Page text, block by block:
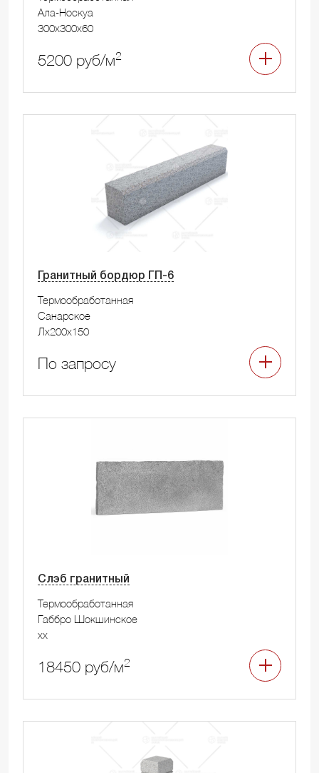
Ала-Носкуа
300x300x60
5200 руб/м2
Гранитный бордюр ГП-6
Термообработанная
Санарское
Лx200x150
По запросу
Слэб гранитный
Термообработанная
Габбро Шокшинское
xx
18450 руб/м2